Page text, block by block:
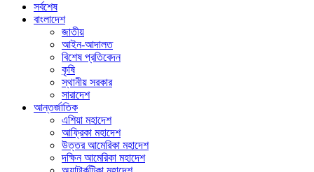
সর্বশেষ
বাংলাদেশ
জাতীয়
আইন-আদালত
বিশেষ প্রতিবেদন
কৃষি
স্থানীয় সরকার
সারাদেশ
আন্তর্জাতিক
এশিয়া মহাদেশ
আফ্রিকা মহাদেশ
উত্তর আমেরিকা মহাদেশ
দক্ষিন আমেরিকা মহাদেশ